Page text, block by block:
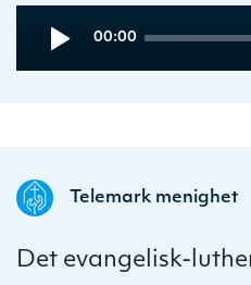
Player
Current
00:00
Telemark menighet
Det evangelisk-